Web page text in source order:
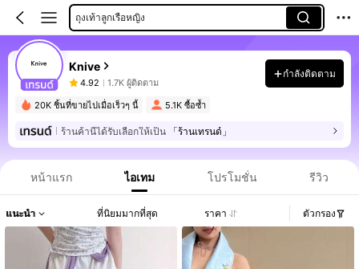
ถุงเท้าลูกเรือหญิง
Knive
4.92 1.7K ผู้ติดตาม
กำลังติดตาม
20K ชิ้นที่ขายไปเมื่อเร็วๆ นี้ 5.1K ซื้อซ้ำ
ร้านค้านี้ได้รับเลือกให้เป็น 「ร้านเทรนด์」
หน้าแรก ไอเทม โปรโมชั่น รีวิว
แนะนำ ที่นิยมมากที่สุด ราคา ตัวกรอง